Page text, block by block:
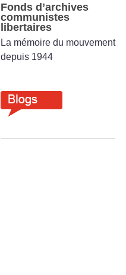
Fonds d’archives
communistes
libertaires
La mémoire du mouvement
depuis 1944